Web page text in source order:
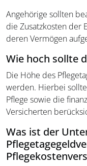
Angehörige sollten
die Zusatzkosten der
deren Vermögen
Wie hoch sollte
Die Höhe des
werden. Hierbei
Pflege sowie die
Versicherten
Was ist der